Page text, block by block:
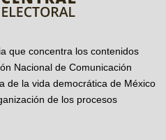
que concentra los contenidos
Nacional de Comunicación
de la vida democrática de México
de los procesos